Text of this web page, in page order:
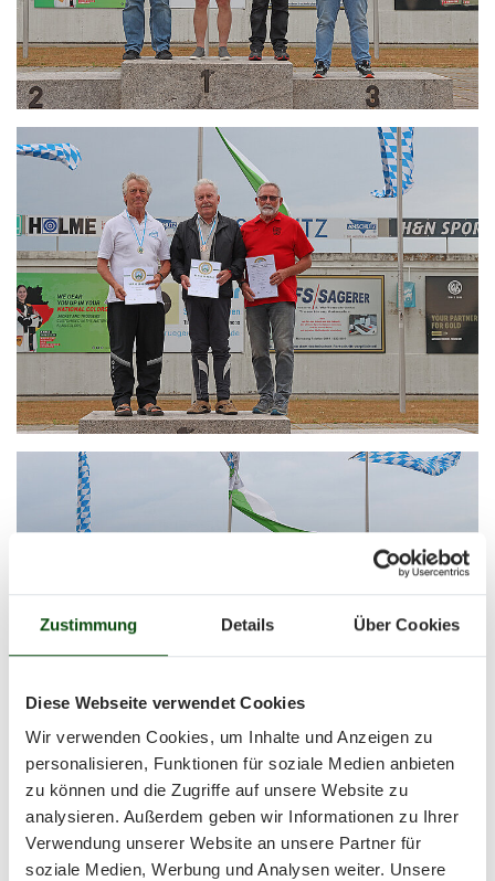
Zustimmung Details Über Cookies
Diese Webseite verwendet Cookies
Wir verwenden Cookies, um Inhalte und Anzeigen zu
personalisieren, Funktionen für soziale Medien anbieten
zu können und die Zugriffe auf unsere Website zu
analysieren. Außerdem geben wir Informationen zu Ihrer
Verwendung unserer Website an unsere Partner für
soziale Medien, Werbung und Analysen weiter. Unsere